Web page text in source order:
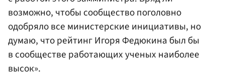
возможно, чтобы сообщество поголовно
одобряло все министерские инициативы, но
думаю, что рейтинг Игоря Федюкина был бы
в сообществе работающих ученых наиболее
высок».